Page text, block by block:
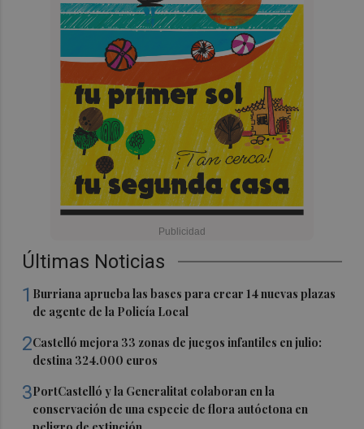
Últimas Noticias
1 Burriana aprueba las bases para crear 14 nuevas plazas
de agente de la Policía Local
2Castelló mejora 33 zonas de juegos infantiles en julio:
destina 324.000 euros
3PortCastelló y la Generalitat colaboran en la
conservación de una especie de flora autóctona en